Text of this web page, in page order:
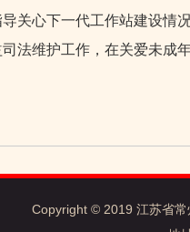
心下一代工作站建设情况
法维护工作，在关爱未成
Copyright © 2019 江苏省